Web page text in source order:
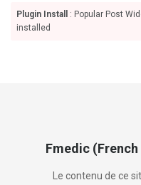
Plugin Install
: Popular Post
installed
Fmedic
Le contenu de ce